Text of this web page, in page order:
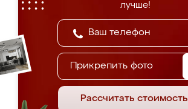
лучше!
Прикрепить фото
Рассчитать стоимость